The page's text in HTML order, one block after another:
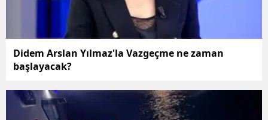
Didem Arslan Yılmaz'la Vazgeçme ne zaman
başlayacak?